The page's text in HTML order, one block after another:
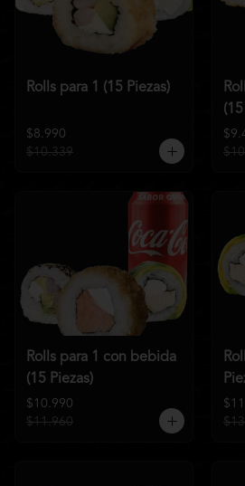
Rolls para 1 (15 Piezas)
$8.990
$10.339
Rolls para 1 con bebida
(15 Piezas)
$10.990
$11.960